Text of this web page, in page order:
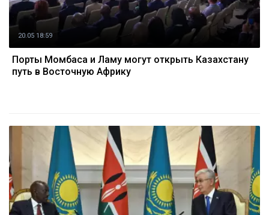
20.05 18:59
Порты Момбаса и Ламу могут открыть Казахстану
путь в Восточную Африку